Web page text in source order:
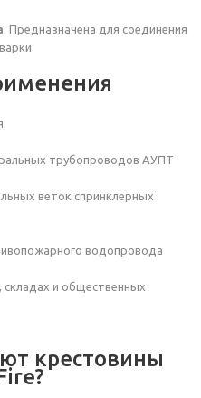
: Предназначена для соединения
трубопроводов АУПТ
веток спринклерных
водопровода
и общественных
крестовины